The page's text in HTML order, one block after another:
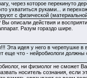
через которое перекинуто
ухватиться руками... и
с физической
Вы описали действия и
Разум гораздо шире.
Эта идея у него в черепушке в
еще что - нейробиологи должны
ни физиолог не сможет
носитель сознания, если